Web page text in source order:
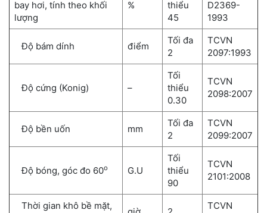
bay hơi, tính theo khối
lượng
%
thiểu
45
D2369-
1993
Độ bám dính điểm
Tối đa
2
TCVN
2097:1993
Độ cứng (Konig) –
Tối
thiểu
0.30
TCVN
2098:2007
Độ bền uốn mm
Tối đa
2
TCVN
2099:2007
Độ bóng, góc đo 60o G.U
Tối
thiểu
90
TCVN
2101:2008
Thời gian khô bề mặt,
TCVN